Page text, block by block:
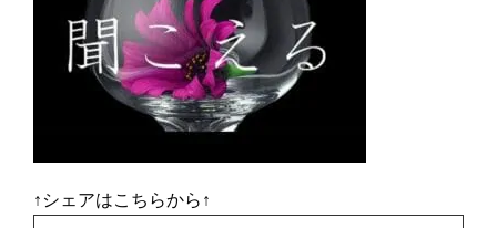
↑シェアはこちらから↑